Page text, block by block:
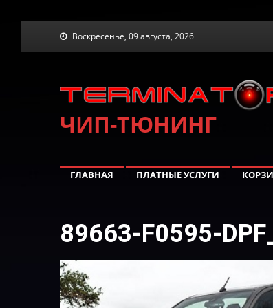
Воскресенье, 09 августа, 2026
ЧИП-ТЮНИНГ
ГЛАВНАЯ ПЛАТНЫЕ УСЛУГИ
89663-F0595-